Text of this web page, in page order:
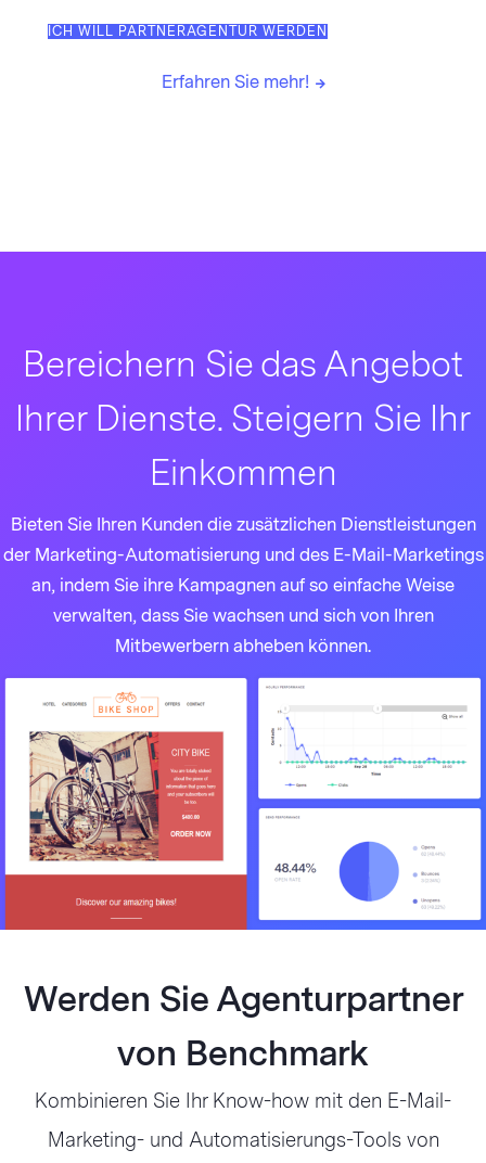
ICH WILL PARTNERAGENTUR WERDEN
Erfahren Sie mehr!
Bereichern Sie das Angebot
Ihrer Dienste. Steigern Sie Ihr
Einkommen
Bieten Sie Ihren Kunden die zusätzlichen Dienstleistungen
der Marketing-Automatisierung und des E-Mail-Marketings
an, indem Sie ihre Kampagnen auf so einfache Weise
verwalten, dass Sie wachsen und sich von Ihren
Mitbewerbern abheben können.
Werden Sie Agenturpartner
von Benchmark
Kombinieren Sie Ihr Know-how mit den E-Mail-
Marketing- und Automatisierungs-Tools von